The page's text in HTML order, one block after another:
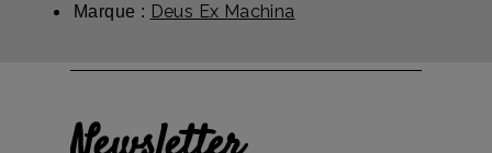
Marque : Deus Ex Machina